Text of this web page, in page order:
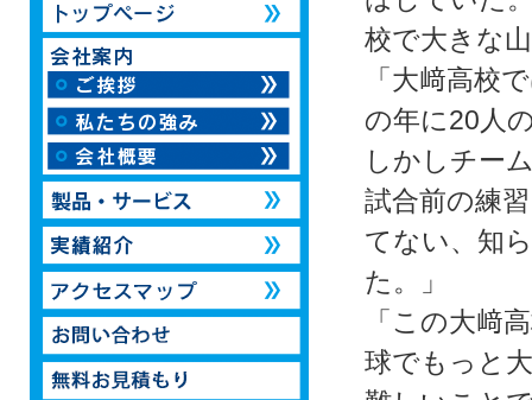
校で大きな
「大﨑高
の年に20人
しかしチー
試合前の練
てない、知
た。」
「この大﨑
球でもっと